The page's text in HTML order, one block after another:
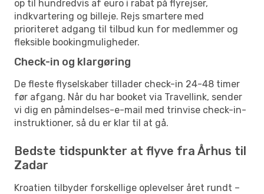
op til hundredvis af euro i rabat på flyrejser,
indkvartering og billeje. Rejs smartere med
prioriteret adgang til tilbud kun for medlemmer og
fleksible bookingmuligheder.
Check-in og klargøring
De fleste flyselskaber tillader check-in 24-48 timer
før afgang. Når du har booket via Travellink, sender
vi dig en påmindelses-e-mail med trinvise check-in-
instruktioner, så du er klar til at gå.
Bedste tidspunkter at flyve fra Århus til
Zadar
Kroatien tilbyder forskellige oplevelser året rundt –